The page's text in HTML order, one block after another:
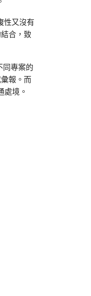
性又沒有
合，致
同專案的
報。而
處境。